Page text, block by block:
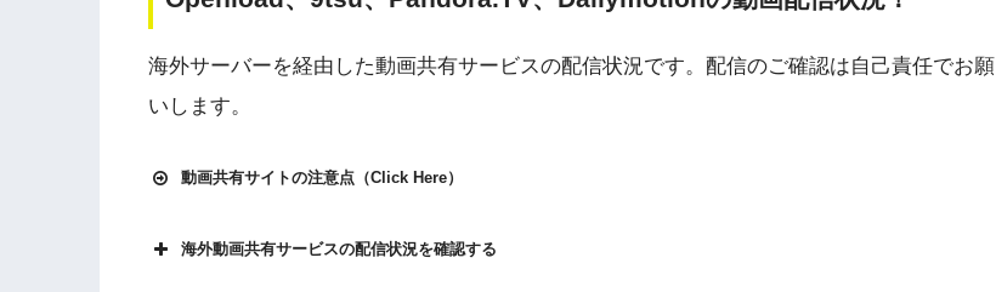
海外サーバーを経由した動画共有サービスの配信状況です。配信のご確認は自己責任でお願
いします。
動画共有サイトの注意点（Click Here）
海外動画共有サービスの配信状況を確認する